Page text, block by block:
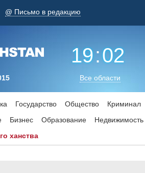
@ Письмо в редакцию
19:02
Все области
Государство Общество
Криминал
Бизнес Образование
Недвижимость
ханства